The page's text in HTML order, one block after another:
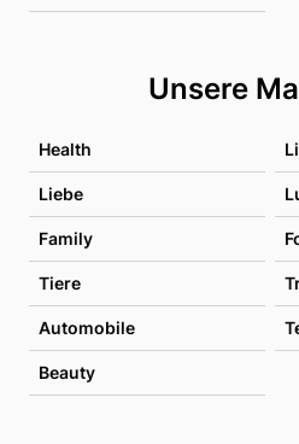
Unsere
Health
Liebe
Family
Tiere
Automobile
Beauty